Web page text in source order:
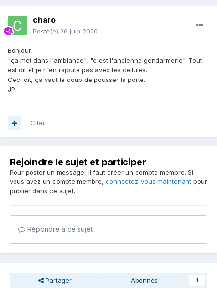
charo
Posté(e) 26 juin 2020
Bonjour,
"ça met dans l'ambiance", "c'est l'ancienne gendarmerie". Tout
est dit et je n'en rajoute pas avec les cellules.
Ceci dit, ça vaut le coup de pousser la porte.
JP
Citer
Rejoindre le sujet et participer
Pour poster un message, il faut créer un compte membre. Si
vous avez un compte membre, connectez-vous maintenant pour
publier dans ce sujet.
Répondre à ce sujet…
Partager Abonnés 1